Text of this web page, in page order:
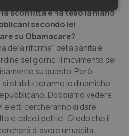
la sconfitta e ha teso la mano
secondo lei
su Obamacare?
della riforma" della sanità è
del giorno. Il movimento dei
su questo. Però
stabilizzeranno le dinamiche
Dobbiamo vedere
eletti cercheranno di dare
e calcoli politici. Credo che il
di avere un’uscita
Statistici Marketing
Statistici Marketing
a rendere fruibile il
funzionalità di base quali la
e l'accesso alle aree
web non è in grado di
senza questi cookie.